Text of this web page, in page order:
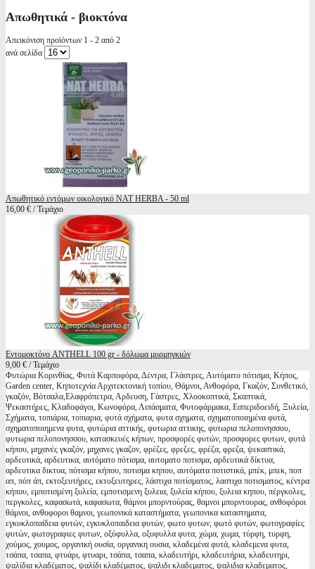
Απωθητικά - βιοκτόνα
Απεικόνιση προϊόντων 1 - 2 από 2
ανά σελίδα
Απωθητικό εντόμων οικολογικό NAT HERBA - 50 ml
16,00 € / Τεμάχιο
Εντομοκτόνο ANTHELL 100 gr - δόλωμα μυρμηγκιών
9,00 € / Τεμάχιο
Φυτώρια Κορινθίας, Φυτά Καρποφόρα, Δέντρα, Γλάστρες, Αυτόματο πότισμα, Κήπος,
Garden center, Κηποτεχνία Αρχιτεκτονική τοπίου, Θάμνοι, Ανθοφόρα, Γκαζόν, Συνθετικό,
γκαζόν, Βότσαλα,Ελαφρόπετρα, Αρδευση, Γάστρες, Χλοοκοπτικά, Σκαπτικά,
Ψεκαστήρες, Κλαδοφάγοι, Κωνοφόρα, Λιπάσματα, Φυτοφάρμακα, Εσπεριδοειδή, Ξυλεία,
Σχήματα, τοπιάρια, τοπιαρια, φυτά σχήματα, φυτα σχηματα, σχηματοποιημένα φυτά,
σχηματοποιημενα φυτα, φυτώρια αττικής, φυτωρια αττικης, φυτωρια πελοπονησσου,
φυτωρια πελοπονησσου, κατασκευές κήπων, προσφορές φυτών, προσφορες φυτων, φυτά
κήπου, μηχανές γκαζόν, μηχανες γκαζον, φρέζες, φρεζες, φρέζα, φρεζα, ψεκαστικά,
αρδευτικά, αρδευτικα, αυτόματο πότισμα, αυτοματο ποτισμα, αρδευτικά δίκτυα,
αρδευτικα δικτυα, πότισμα κήπου, ποτισμα κηπου, αυτόματα ποτιστικά, μπέκ, μπεκ, ποπ
απ, πόπ άπ, εκτοξευτήρες, εκτοξευτηρες, λάστιχα ποτίσματος, λαστιχα ποτισματος, κέντρα
κήπου, εμποτισμένη ξυλεία, εμποτισμενη ξυλεια, ξυλεία κήπου, ξυλεια κηπου, πέργκολες,
περγκολες, καφασωτά, καφασωτα, θάμνοι μπορντούρας, θαμνοι μπορντουρας, ανθοφόροι
θάμνοι, ανθοφοροι θαμνοι, γεωπονικά καταστήματα, γεωπονικα καταστηματα,
εγκυκλοπαίδεια φυτών, εγκυκλοπαιδεια φυτών, φωτο φυτων, φωτό φυτών, φωτογραφίες
φυτών, φωτογραφιες φυτων, οξύφυλλα, οξυφυλλα φυτα, χώμα, χωμα, τύρφη, τυρφη,
χούμος, χουμος, οργανική ουσία, οργανικη ουσια, κλαδεμένα φυτά, κλαδεμενα φυτα,
τσάπα, τσαπα, φτυάρι, φτυαρι, τσάπα, τσαπα, κλαδευτήρι, κλαδευτήρια, κλαδευτηρι,
ψαλίδια κλαδέματος, ψαλίδι κλαδέματος, ψαλιδι κλαδεματος, ψαλιδια κλαδεματος,